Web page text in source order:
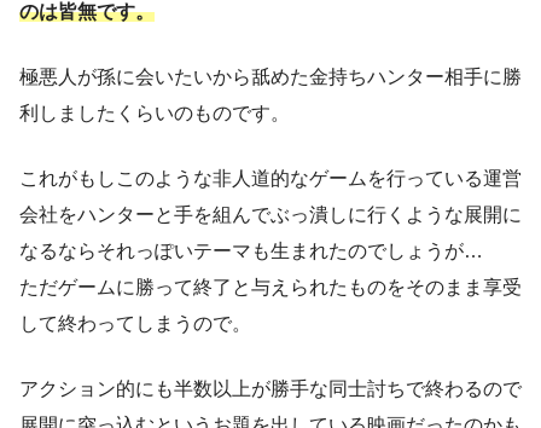
のは皆無です。
極悪人が孫に会いたいから舐めた金持ちハンター相手に勝
利しましたくらいのものです。
これがもしこのような非人道的なゲームを行っている運営
会社をハンターと手を組んでぶっ潰しに行くような展開に
なるならそれっぽいテーマも生まれたのでしょうが…
ただゲームに勝って終了と与えられたものをそのまま享受
して終わってしまうので。
アクション的にも半数以上が勝手な同士討ちで終わるので